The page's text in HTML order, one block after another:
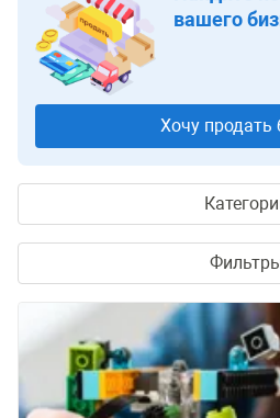
вашего
Хочу продать